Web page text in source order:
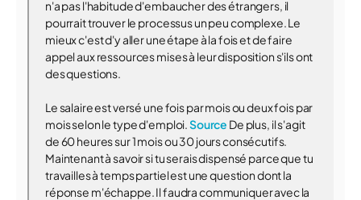
n'a pas l'habitude d'embaucher des étrangers, il
pourrait trouver le processus un peu complexe. Le
mieux c'est d'y aller une étape à la fois et de faire
appel aux ressources mises à leur disposition s'ils ont
des questions.
Le salaire est versé une fois par mois ou deux fois par
mois selon le type d'emploi.Source De plus, il s'agit
de 60 heures sur 1 mois ou 30 jours consécutifs.
Maintenant à savoir si tu serais dispensé parce que tu
travailles à temps partiel est une question dont la
réponse m'échappe. Il faudra communiquer avec la